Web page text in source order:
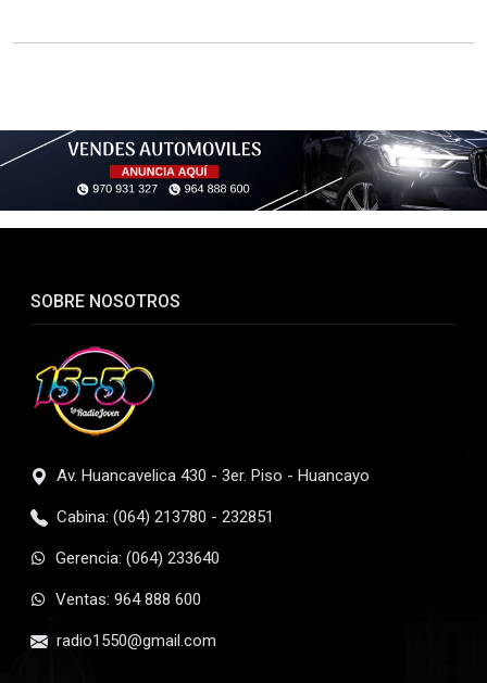
SOBRE NOSOTROS
Av. Huancavelica 430 - 3er. Piso - Huancayo
Cabina: (064) 213780 - 232851
Gerencia: (064) 233640
Ventas: 964 888 600
radio1550@gmail.com